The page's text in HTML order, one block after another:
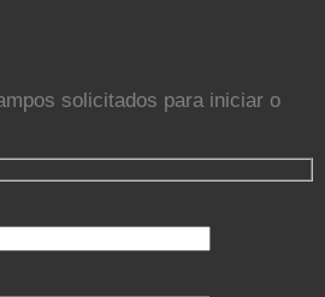
solicitados para iniciar o